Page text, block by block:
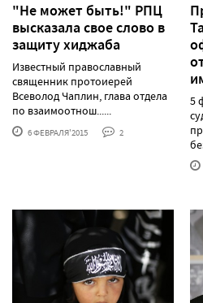
"Не может быть!" РПЦ
высказала свое слово в
защиту хиджаба
Известный православный
священник протоиерей
Всеволод Чаплин, глава отдела
по взаимоотнош......
6 ФЕВРАЛЯ'2015 2
5